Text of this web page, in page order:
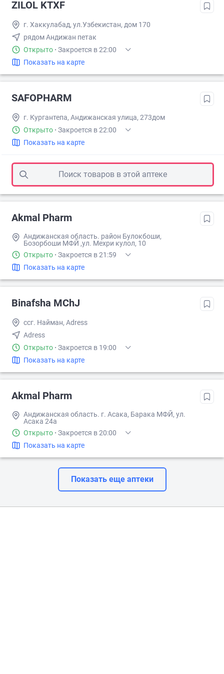
ZILOL KTXF
г. Хаккулабад, ул.Узбекистан, дом 170
рядом Андижан петак
Открыто · Закроется в 22:00
Показать на карте
SAFOPHARM
г. Кургантепа, Андижанская улица, 273дом
Открыто · Закроется в 22:00
Показать на карте
Поиск товаров в этой аптеке
Akmal Pharm
Андижанская область. район Булокбоши,
Бозорбоши МФЙ ,ул. Мехри кулол, 10
Открыто · Закроется в 21:59
Показать на карте
Binafsha MChJ
ссг. Найман, Adress
Adress
Открыто · Закроется в 19:00
Показать на карте
Akmal Pharm
Андижанская область. г. Асака, Барака МФЙ, ул.
Асака 24а
Открыто · Закроется в 20:00
Показать на карте
Показать еще аптеки